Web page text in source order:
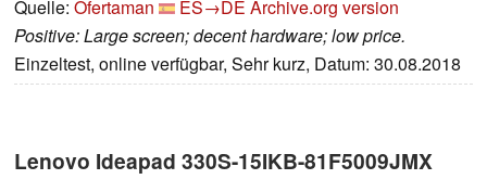
Quelle: Ofertaman ES→DE Archive.org version
Positive: Large screen; decent hardware; low price.
Einzeltest, online verfügbar, Sehr kurz, Datum: 30.08.2018
Lenovo Ideapad 330S-15IKB-81F5009JMX